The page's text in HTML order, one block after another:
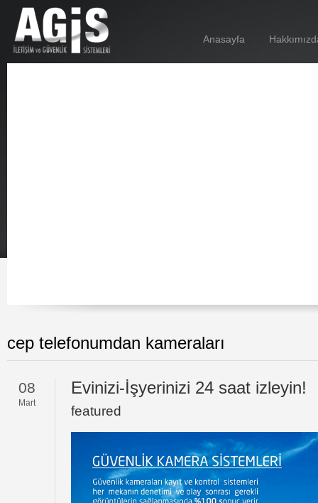
Anasayfa
cep telefonumdan kameraları
08
Mart
Evinizi-İşyerinizi 24 saat izleyin!
featured